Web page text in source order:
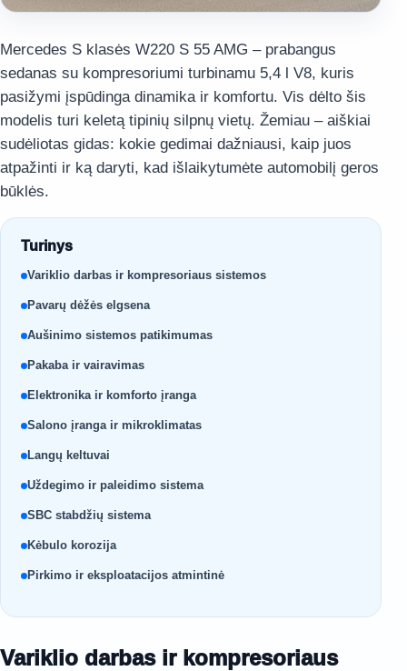
Mercedes S klasės W220 S 55 AMG – prabangus
sedanas su kompresoriumi turbinamu 5,4 l V8, kuris
pasižymi įspūdinga dinamika ir komfortu. Vis dėlto šis
modelis turi keletą tipinių silpnų vietų. Žemiau – aiškiai
sudėliotas gidas: kokie gedimai dažniausi, kaip juos
atpažinti ir ką daryti, kad išlaikytumėte automobilį geros
būklės.
Turinys
Variklio darbas ir kompresoriaus sistemos
Pavarų dėžės elgsena
Aušinimo sistemos patikimumas
Pakaba ir vairavimas
Elektronika ir komforto įranga
Salono įranga ir mikroklimatas
Langų keltuvai
Uždegimo ir paleidimo sistema
SBC stabdžių sistema
Kėbulo korozija
Pirkimo ir eksploatacijos atmintinė
Variklio darbas ir kompresoriaus